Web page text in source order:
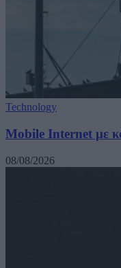
Technology
Mobile Internet με
08/08/2026